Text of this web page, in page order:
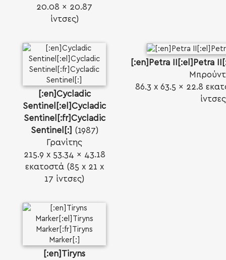
20.08 x 20.87
ίντσες)
[:en]Cycladic
Sentinel[:el]Cycladic
Sentinel[:fr]Cycladic
Sentinel[:] (1987)
Γρανίτης
215.9 x 53.34 x 43.18
εκατοστά (85 x 21 x
17 ίντσες)
[:en]Petra II[:el]Petra
86.3 x 63.5 x 22.8
[:en]Tiryns